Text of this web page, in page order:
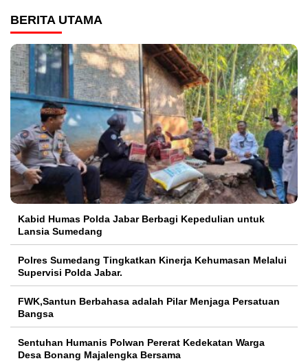
BERITA UTAMA
Kabid Humas Polda Jabar Berbagi Kepedulian untuk
Lansia Sumedang
Polres Sumedang Tingkatkan Kinerja Kehumasan Melalui
Supervisi Polda Jabar.
FWK,Santun Berbahasa adalah Pilar Menjaga Persatuan
Bangsa
Sentuhan Humanis Polwan Pererat Kedekatan Warga
Desa Bonang Majalengka Bersama